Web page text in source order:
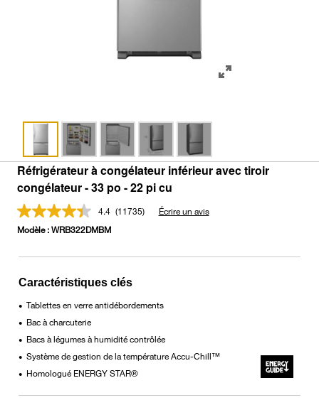
Réfrigérateur à congélateur inférieur avec tiroir
congélateur - 33 po - 22 pi cu
4.4 Lire
Lien
la
page.
(11735)
Écrire un avis
Modèle :WRB322DMBM
Caractéristiques clés
• Tablettes en verre antidébordements
• Bac à charcuterie
• Bacs à légumes à humidité contrôlée
• Système de gestion de la température Accu-Chill™
• Homologué ENERGY STAR®